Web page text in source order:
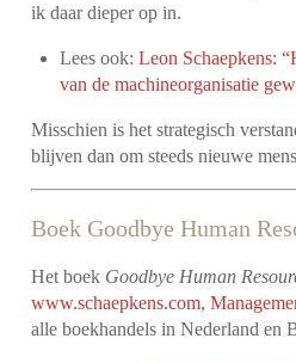
ik daar dieper op in.
Lees ook:Leon Schaepkens:
van de machineorganisatie
Misschien is het strategisch
blijven dan om steeds nieuwe
Boek Goodbye Human
Het boek Goodbye Human
www.schaepkens.com,
alle boekhandels in Nederland en